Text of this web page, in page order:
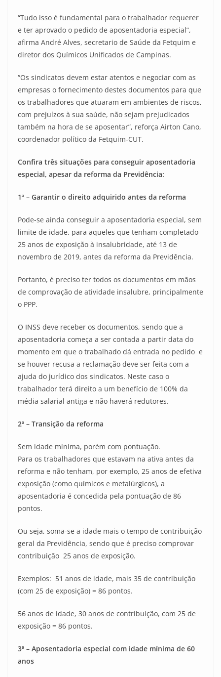
“Tudo isso é fundamental para o trabalhador requerer
e ter aprovado o pedido de aposentadoria especial”,
afirma André Alves, secretario de Saúde da Fetquim e
diretor dos Químicos Unificados de Campinas.
“Os sindicatos devem estar atentos e negociar com as
empresas o fornecimento destes documentos para que
os trabalhadores que atuaram em ambientes de riscos,
com prejuízos à sua saúde, não sejam prejudicados
também na hora de se aposentar”, reforça Airton Cano,
coordenador político da Fetquim-CUT.
Confira três situações para conseguir aposentadoria
especial, apesar da reforma da Previdência:
1ª – Garantir o direito adquirido antes da reforma
Pode-se ainda conseguir a aposentadoria especial, sem
limite de idade, para aqueles que tenham completado
25 anos de exposição à insalubridade, até 13 de
novembro de 2019, antes da reforma da Previdência.
Portanto, é preciso ter todos os documentos em mãos
de comprovação de atividade insalubre, principalmente
o PPP.
O INSS deve receber os documentos, sendo que a
aposentadoria começa a ser contada a partir data do
momento em que o trabalhado dá entrada no pedido e
se houver recusa a reclamação deve ser feita com a
ajuda do jurídico dos sindicatos. Neste caso o
trabalhador terá direito a um benefício de 100% da
média salarial antiga e não haverá redutores.
2ª – Transição da reforma
Sem idade mínima, porém com pontuação.
Para os trabalhadores que estavam na ativa antes da
reforma e não tenham, por exemplo, 25 anos de efetiva
exposição (como químicos e metalúrgicos), a
aposentadoria é concedida pela pontuação de 86
pontos.
Ou seja, soma-se a idade mais o tempo de contribuição
geral da Previdência, sendo que é preciso comprovar
contribuição 25 anos de exposição.
Exemplos: 51 anos de idade, mais 35 de contribuição
(com 25 de exposição) = 86 pontos.
56 anos de idade, 30 anos de contribuição, com 25 de
exposição = 86 pontos.
3ª – Aposentadoria especial com idade mínima de 60
anos